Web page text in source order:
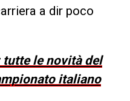
a dir poco
le novità del
italiano